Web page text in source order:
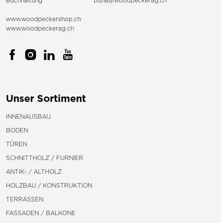
www.woodpeckershop.ch
www.woodpeckerag.ch
Unser Sortiment
INNENAUSBAU
BODEN
TÜREN
SCHNITTHOLZ / FURNIER
ANTIK- / ALTHOLZ
HOLZBAU / KONSTRUKTION
TERRASSEN
FASSADEN / BALKONE